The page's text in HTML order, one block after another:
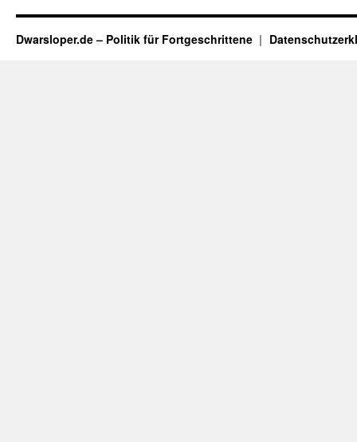
Dwarsloper.de – Politik für Fortgeschrittene